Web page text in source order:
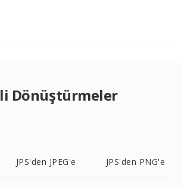
Dönüştürmeler
JPS'den JPEG'e JPS'den PNG'e